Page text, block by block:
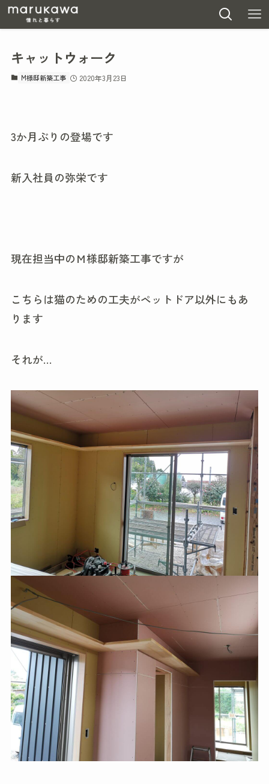
キャットウォーク
M様邸新築工事 2020年3月23日
3か月ぶりの登場です
新入社員の弥栄です
現在担当中のＭ様邸新築工事ですが
こちらは猫のための工夫がペットドア以外にもあ
ります
それが…